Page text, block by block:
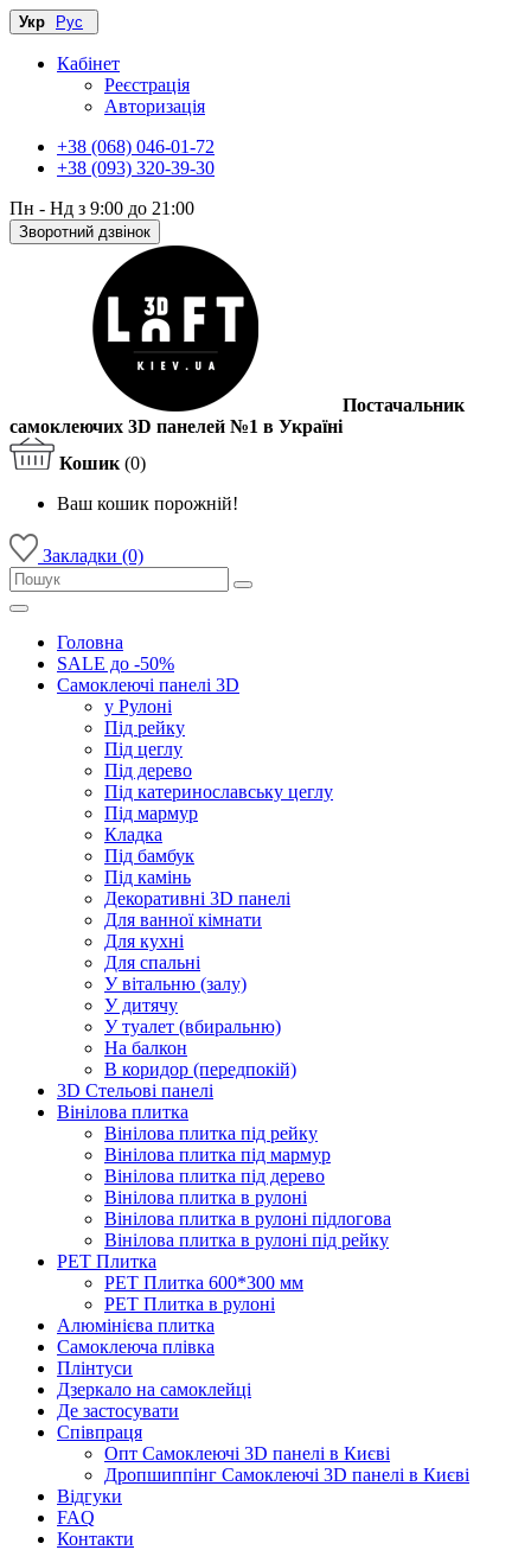
Укр Рус
Кабінет
Реєстрація
Авторизація
+38 (068) 046-01-72
+38 (093) 320-39-30
Пн - Нд з 9:00 до 21:00
Зворотний дзвінок
Постачальник
самоклеючих 3D панелей №1 в Україні
Кошик (0)
Ваш кошик порожній!
Закладки (0)
Головна
SALE до -50%
Самоклеючі панелі 3D
у Рулоні
Під рейку
Під цеглу
Під дерево
Під катеринославську цеглу
Під мармур
Кладка
Під бамбук
Під камінь
Декоративні 3D панелі
Для ванної кімнати
Для кухні
Для спальні
У вітальню (залу)
У дитячу
У туалет (вбиральню)
На балкон
В коридор (передпокій)
3D Стельові панелі
Вінілова плитка
Вінілова плитка під рейку
Вінілова плитка під мармур
Вінілова плитка під дерево
Вінілова плитка в рулоні
Вінілова плитка в рулоні підлогова
Вінілова плитка в рулоні під рейку
PET Плитка
PET Плитка 600*300 мм
PET Плитка в рулоні
Алюмінієва плитка
Самоклеюча плівка
Плінтуси
Дзеркало на самоклейці
Де застосувати
Співпраця
Опт Самоклеючі 3D панелі в Києві
Дропшиппінг Самоклеючі 3D панелі в Києві
Відгуки
FAQ
Контакти